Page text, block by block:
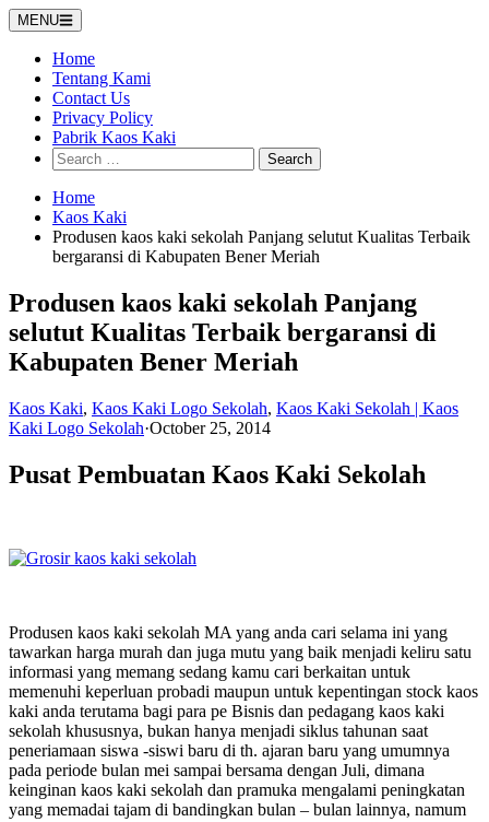
Skip
to
content
MENU
Home
Tentang Kami
Contact Us
Privacy Policy
Pabrik Kaos Kaki
Search
for:
Home
Kaos Kaki
Produsen kaos kaki sekolah Panjang selutut Kualitas Terbaik
bergaransi di Kabupaten Bener Meriah
Produsen kaos kaki sekolah Panjang
selutut Kualitas Terbaik bergaransi di
Kabupaten Bener Meriah
Kaos Kaki, Kaos Kaki Logo Sekolah, Kaos Kaki Sekolah | Kaos
Kaki Logo Sekolah·October 25, 2014
Pusat Pembuatan Kaos Kaki Sekolah
Produsen kaos kaki sekolah MA yang anda cari selama ini yang
tawarkan harga murah dan juga mutu yang baik menjadi keliru satu
informasi yang memang sedang kamu cari berkaitan untuk
memenuhi keperluan probadi maupun untuk kepentingan stock kaos
kaki anda terutama bagi para pe Bisnis dan pedagang kaos kaki
sekolah khususnya, bukan hanya menjadi siklus tahunan saat
peneriamaan siswa -siswi baru di th. ajaran baru yang umumnya
pada periode bulan mei sampai bersama dengan Juli, dimana
keinginan kaos kaki sekolah dan pramuka mengalami peningkatan
yang memadai tajam di bandingkan bulan – bulan lainnya, namum